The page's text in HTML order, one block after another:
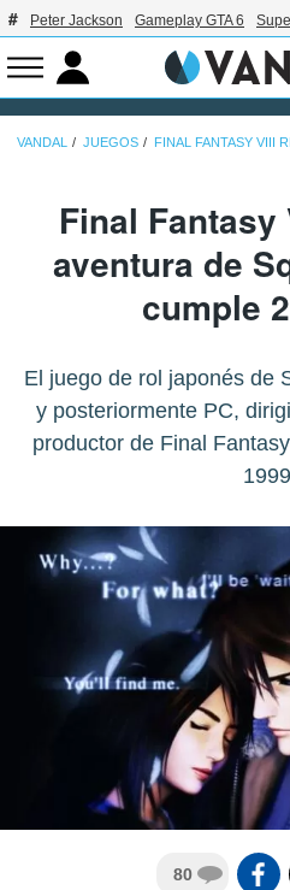
Peter Jackson Gameplay GTA 6
VANDAL JUEGOS FINAL FANTASY VIII
Final Fantasy
aventura de
cumple
El juego de rol japonés de
y posteriormente PC,
productor de Final
80